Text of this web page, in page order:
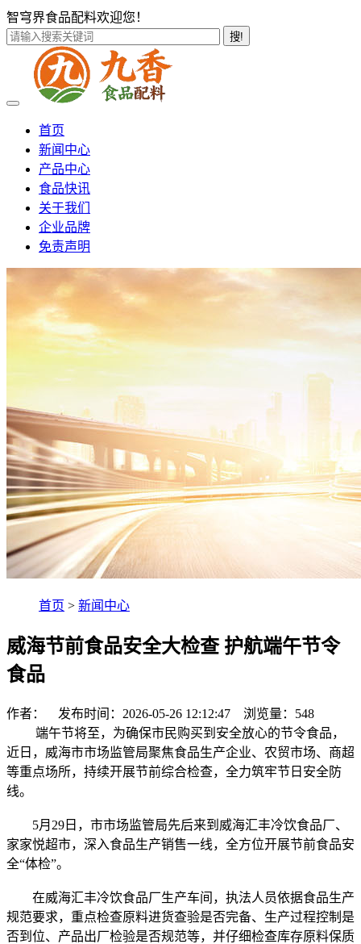
智穹界食品配料欢迎您！
搜!
首页
新闻中心
产品中心
食品快讯
关于我们
企业品牌
免责声明
首页 > 新闻中心
威海节前食品安全大检查 护航端午节令
食品
作者： 发布时间：2026-05-26 12:12:47 浏览量： 548
端午节将至，为确保市民购买到安全放心的节令食品，
近日，威海市市场监管局聚焦食品生产企业、农贸市场、商超
等重点场所，持续开展节前综合检查，全力筑牢节日安全防
线。
5月29日，市市场监管局先后来到威海汇丰冷饮食品厂、
家家悦超市，深入食品生产销售一线，全方位开展节前食品安
全“体检”。
在威海汇丰冷饮食品厂生产车间，执法人员依据食品生产
规范要求，重点检查原料进货查验是否完备、生产过程控制是
否到位、产品出厂检验是否规范等，并仔细检查库存原料保质